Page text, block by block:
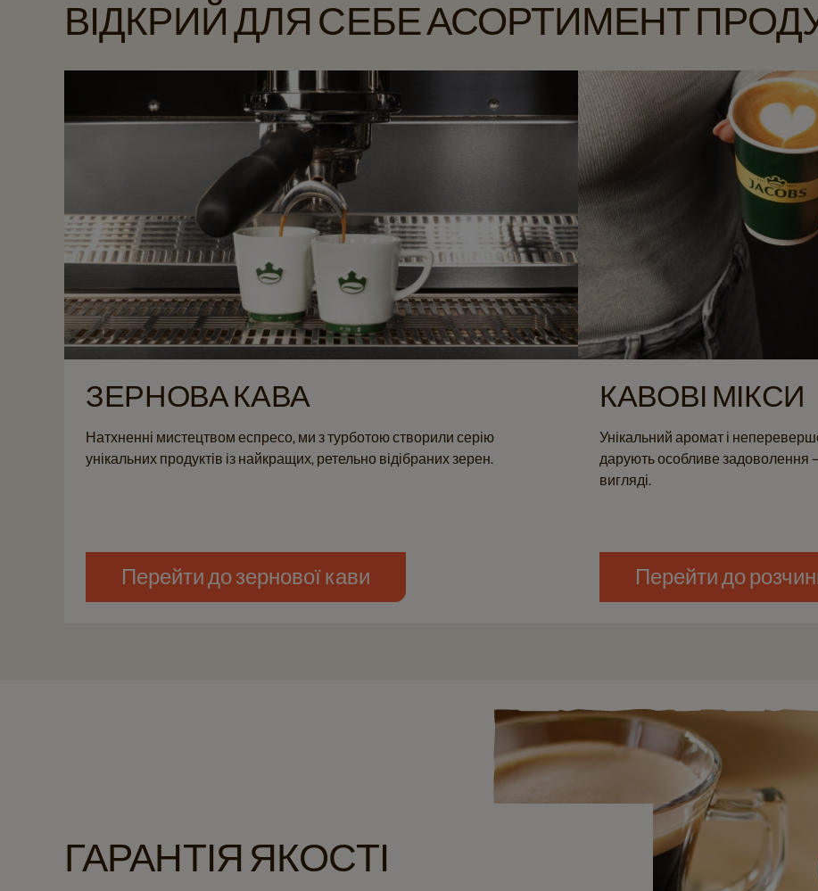
ВІДКРИЙ ДЛЯ СЕБЕ АСОРТИМЕНТ
ЗЕРНОВА КАВА​
Натхненні мистецтвом еспресо, ми з турботою створили серію
унікальних продуктів із найкращих, ретельно відібраних зерен.
Перейти до зернової кави
КАВОВІ МІКСИ
Унікальний аромат і
дарують особливе задоволення
вигляді.
Перейти до
ГАРАНТІЯ ЯКОСТІ